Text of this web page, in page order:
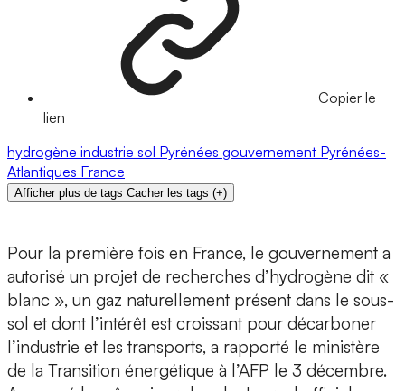
Copier le
lien
hydrogène industrie sol Pyrénées gouvernement Pyrénées-
Atlantiques France
Afficher plus de tags Cacher les tags (+)
Pour la première fois en France, le gouvernement a
autorisé un projet de recherches d’hydrogène dit «
blanc », un gaz naturellement présent dans le sous-
sol et dont l’intérêt est croissant pour décarboner
l’industrie et les transports, a rapporté le ministère
de la Transition énergétique à l’AFP le 3 décembre.